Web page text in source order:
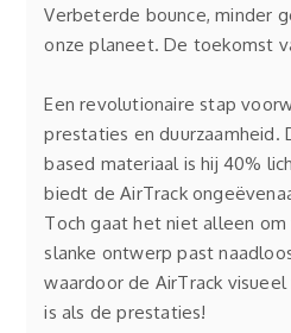
Verbeterde bounce, minder
onze planeet. De toekomst
Een revolutionaire stap
prestaties en duurzaamheid.
based materiaal is hij 40%
biedt de AirTrack
Toch gaat het niet alleen
slanke ontwerp past
waardoor de AirTrack
is als de prestaties!